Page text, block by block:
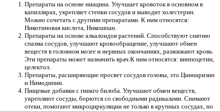
Препараты на основе ниацина. Улучшает кровоток в основном в
капиллярах, укрепляет стенки сосудов и выводит холестерин.
Можно сочетать с другими препаратами. К ним относятся:
Никотиновая кислота, Никошпан.
Препараты на основе алкалоидов растений. Способствуют снятию
спазма сосудов, улучшают кровообращение, улучшают обмен
веществ в головном мозге и нервных окончаниях, разжижают кровь.
Эти препараты может назначить врач.К ним относятся: винпоцетин,
целектол.
Препараты, расширяющие просвет сосудов головы, это Циннаризин
и Нимодипин.
Пищевые добавки с гинкго билоба. Улучшают обмен веществ,
укрепляют сосуды, борются со свободными радикалами. Снимают
отеки, помогают микроциркуляции не только в крупных сосудах, но